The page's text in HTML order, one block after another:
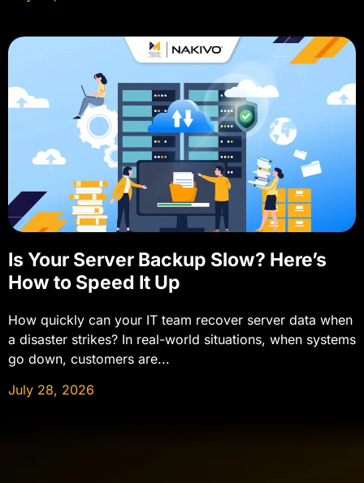
Is Your Server Backup Slow? Here’s
How to Speed It Up
How quickly can your IT team recover server data when
a disaster strikes? In real-world situations, when systems
go down, customers are...
July 28, 2026